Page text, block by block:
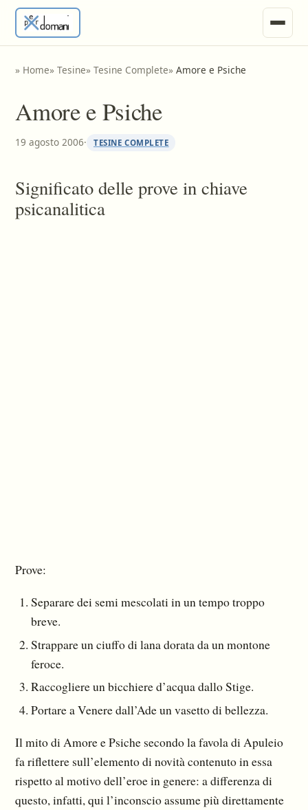
Vari
» Home»Tesine»Tesine Complete»Amore e Psiche
Amore e Psiche
19 agosto 2006· TESINE COMPLETE
Significato delle prove in chiave
psicanalitica
Prove:
Separare dei semi mescolati in un tempo troppo
breve.
Strappare un ciuffo di lana dorata da un montone
feroce.
Raccogliere un bicchiere d’acqua dallo Stige.
Portare a Venere dall’Ade un vasetto di bellezza.
Il mito di Amore e Psiche secondo la favola di Apuleio
fa riflettere sull’elemento di novità contenuto in essa
rispetto al motivo dell’eroe in genere: a differenza di
questo, infatti, qui l’inconscio assume più direttamente